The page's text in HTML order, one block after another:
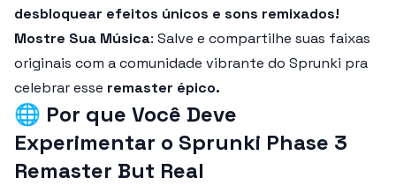
desbloquear efeitos únicos e sons remixados!
Mostre Sua Música: Salve e compartilhe suas faixas
originais com a comunidade vibrante do Sprunki pra
celebrar esse remaster épico.
🌐 Por que Você Deve
Experimentar o Sprunki Phase 3
Remaster But Real